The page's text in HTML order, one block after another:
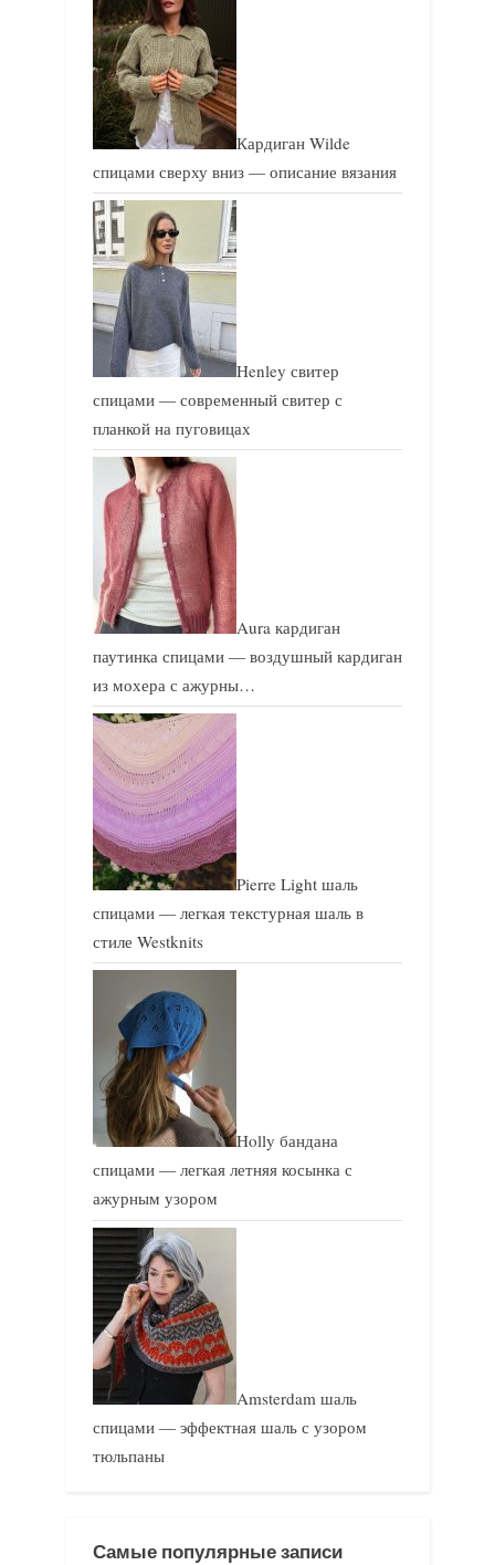
Кардиган Wilde
спицами сверху вниз — описание вязания
Henley свитер
спицами — современный свитер с
планкой на пуговицах
Aura кардиган
паутинка спицами — воздушный кардиган
из мохера с ажурны…
Pierre Light шаль
спицами — легкая текстурная шаль в
стиле Westknits
Holly бандана
спицами — легкая летняя косынка с
ажурным узором
Amsterdam шаль
спицами — эффектная шаль с узором
тюльпаны
Самые популярные записи